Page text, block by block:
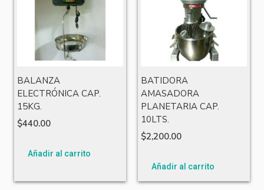
BALANZA
ELECTRÓNICA CAP.
15KG.
$440.00
Añadir al carrito
BATIDORA
AMASADORA
PLANETARIA CAP.
10LTS.
$2,200.00
Añadir al carrito